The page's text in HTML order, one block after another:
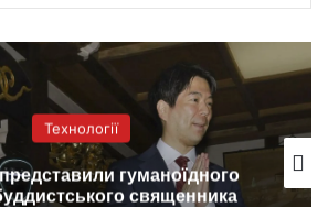
Технології
гуманоїдного
священника